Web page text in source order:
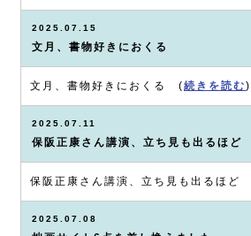
2025.07.15
文月、書物好きにおくる
文月、書物好きにおくる ( 続きを読む )
2025.07.11
保阪正康さん講演、立ち見も出るほど
保阪正康さん講演、立ち見も出るほど
2025.07.08